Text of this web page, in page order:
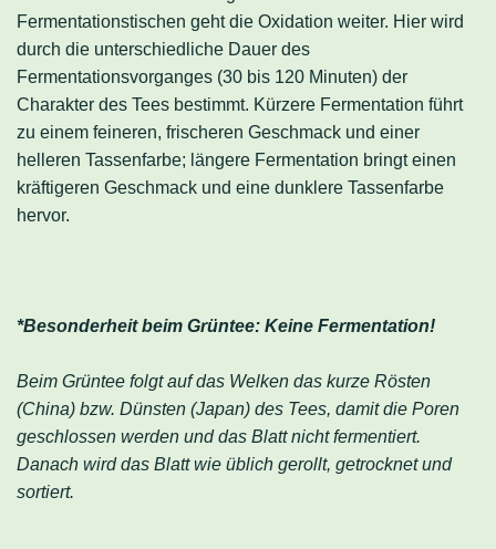
Fermentationstischen geht die Oxidation weiter. Hier wird
durch die unterschiedliche Dauer des
Fermentationsvorganges (30 bis 120 Minuten) der
Charakter des Tees bestimmt. Kürzere Fermentation führt
zu einem feineren, frischeren Geschmack und einer
helleren Tassenfarbe; längere Fermentation bringt einen
kräftigeren Geschmack und eine dunklere Tassenfarbe
hervor.
*Besonderheit beim Grüntee: Keine Fermentation!
Beim Grüntee folgt auf das Welken das kurze Rösten
(China) bzw. Dünsten (Japan) des Tees, damit die Poren
geschlossen werden und das Blatt nicht fermentiert.
Danach wird das Blatt wie üblich gerollt, getrocknet und
sortiert.